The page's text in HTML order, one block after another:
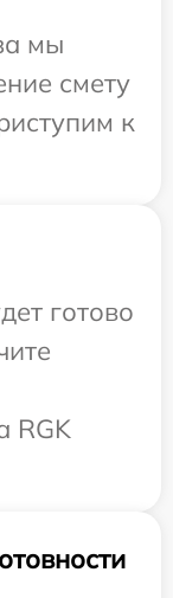
мы
смету
к
готово
RGK